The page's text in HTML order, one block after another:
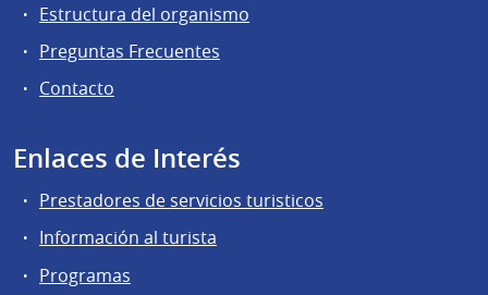
Estructura del organismo
Preguntas Frecuentes
Contacto
Enlaces de Interés
Prestadores de servicios turisticos
Información al turista
Programas